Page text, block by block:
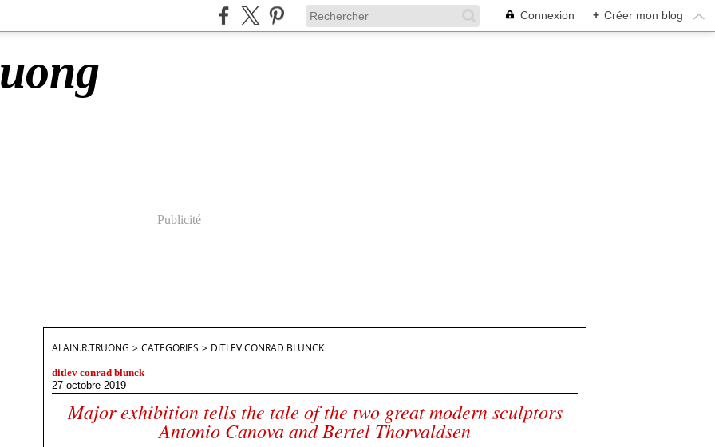
Connexion + Créer mon blog
Publicité
ALAIN.R.TRUONG > CATEGORIES > DITLEV CONRAD BLUNCK
ditlev conrad blunck
27 octobre 2019
Major exhibition tells the tale of the two great modern sculptors
Antonio Canova and Bertel Thorvaldsen